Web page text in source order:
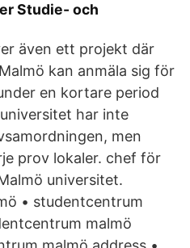
Studie- och
även ett projekt där
kan anmäla sig för
en kortare period
har inte
men
prov lokaler. chef för
universitet.
• studentcentrum
malmö